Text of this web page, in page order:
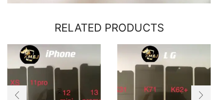
RELATED PRODUCTS